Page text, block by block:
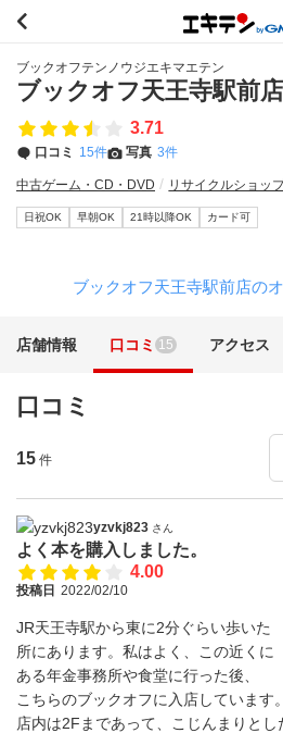
ブックオフテンノウジエキマエテン
ブックオフ天王寺駅前店
3.71
口コミ 15件 写真 3件
中古ゲーム・CD・DVD リサイクルショッ
日祝OK 早朝OK 21時以降OK カード可
ブックオフ天王寺駅前店の
店舗情報 口コミ 15 アクセス
口コミ
15 件
yzvkj823 さん
よく本を購入しました。
4.00
投稿日 2022/02/10
JR天王寺駅から東に2分ぐらい歩いた
所にあります。私はよく、この近くに
ある年金事務所や食堂に行った後、
こちらのブックオフに入店しています。
店内は2Fまであって、こじんまりとし